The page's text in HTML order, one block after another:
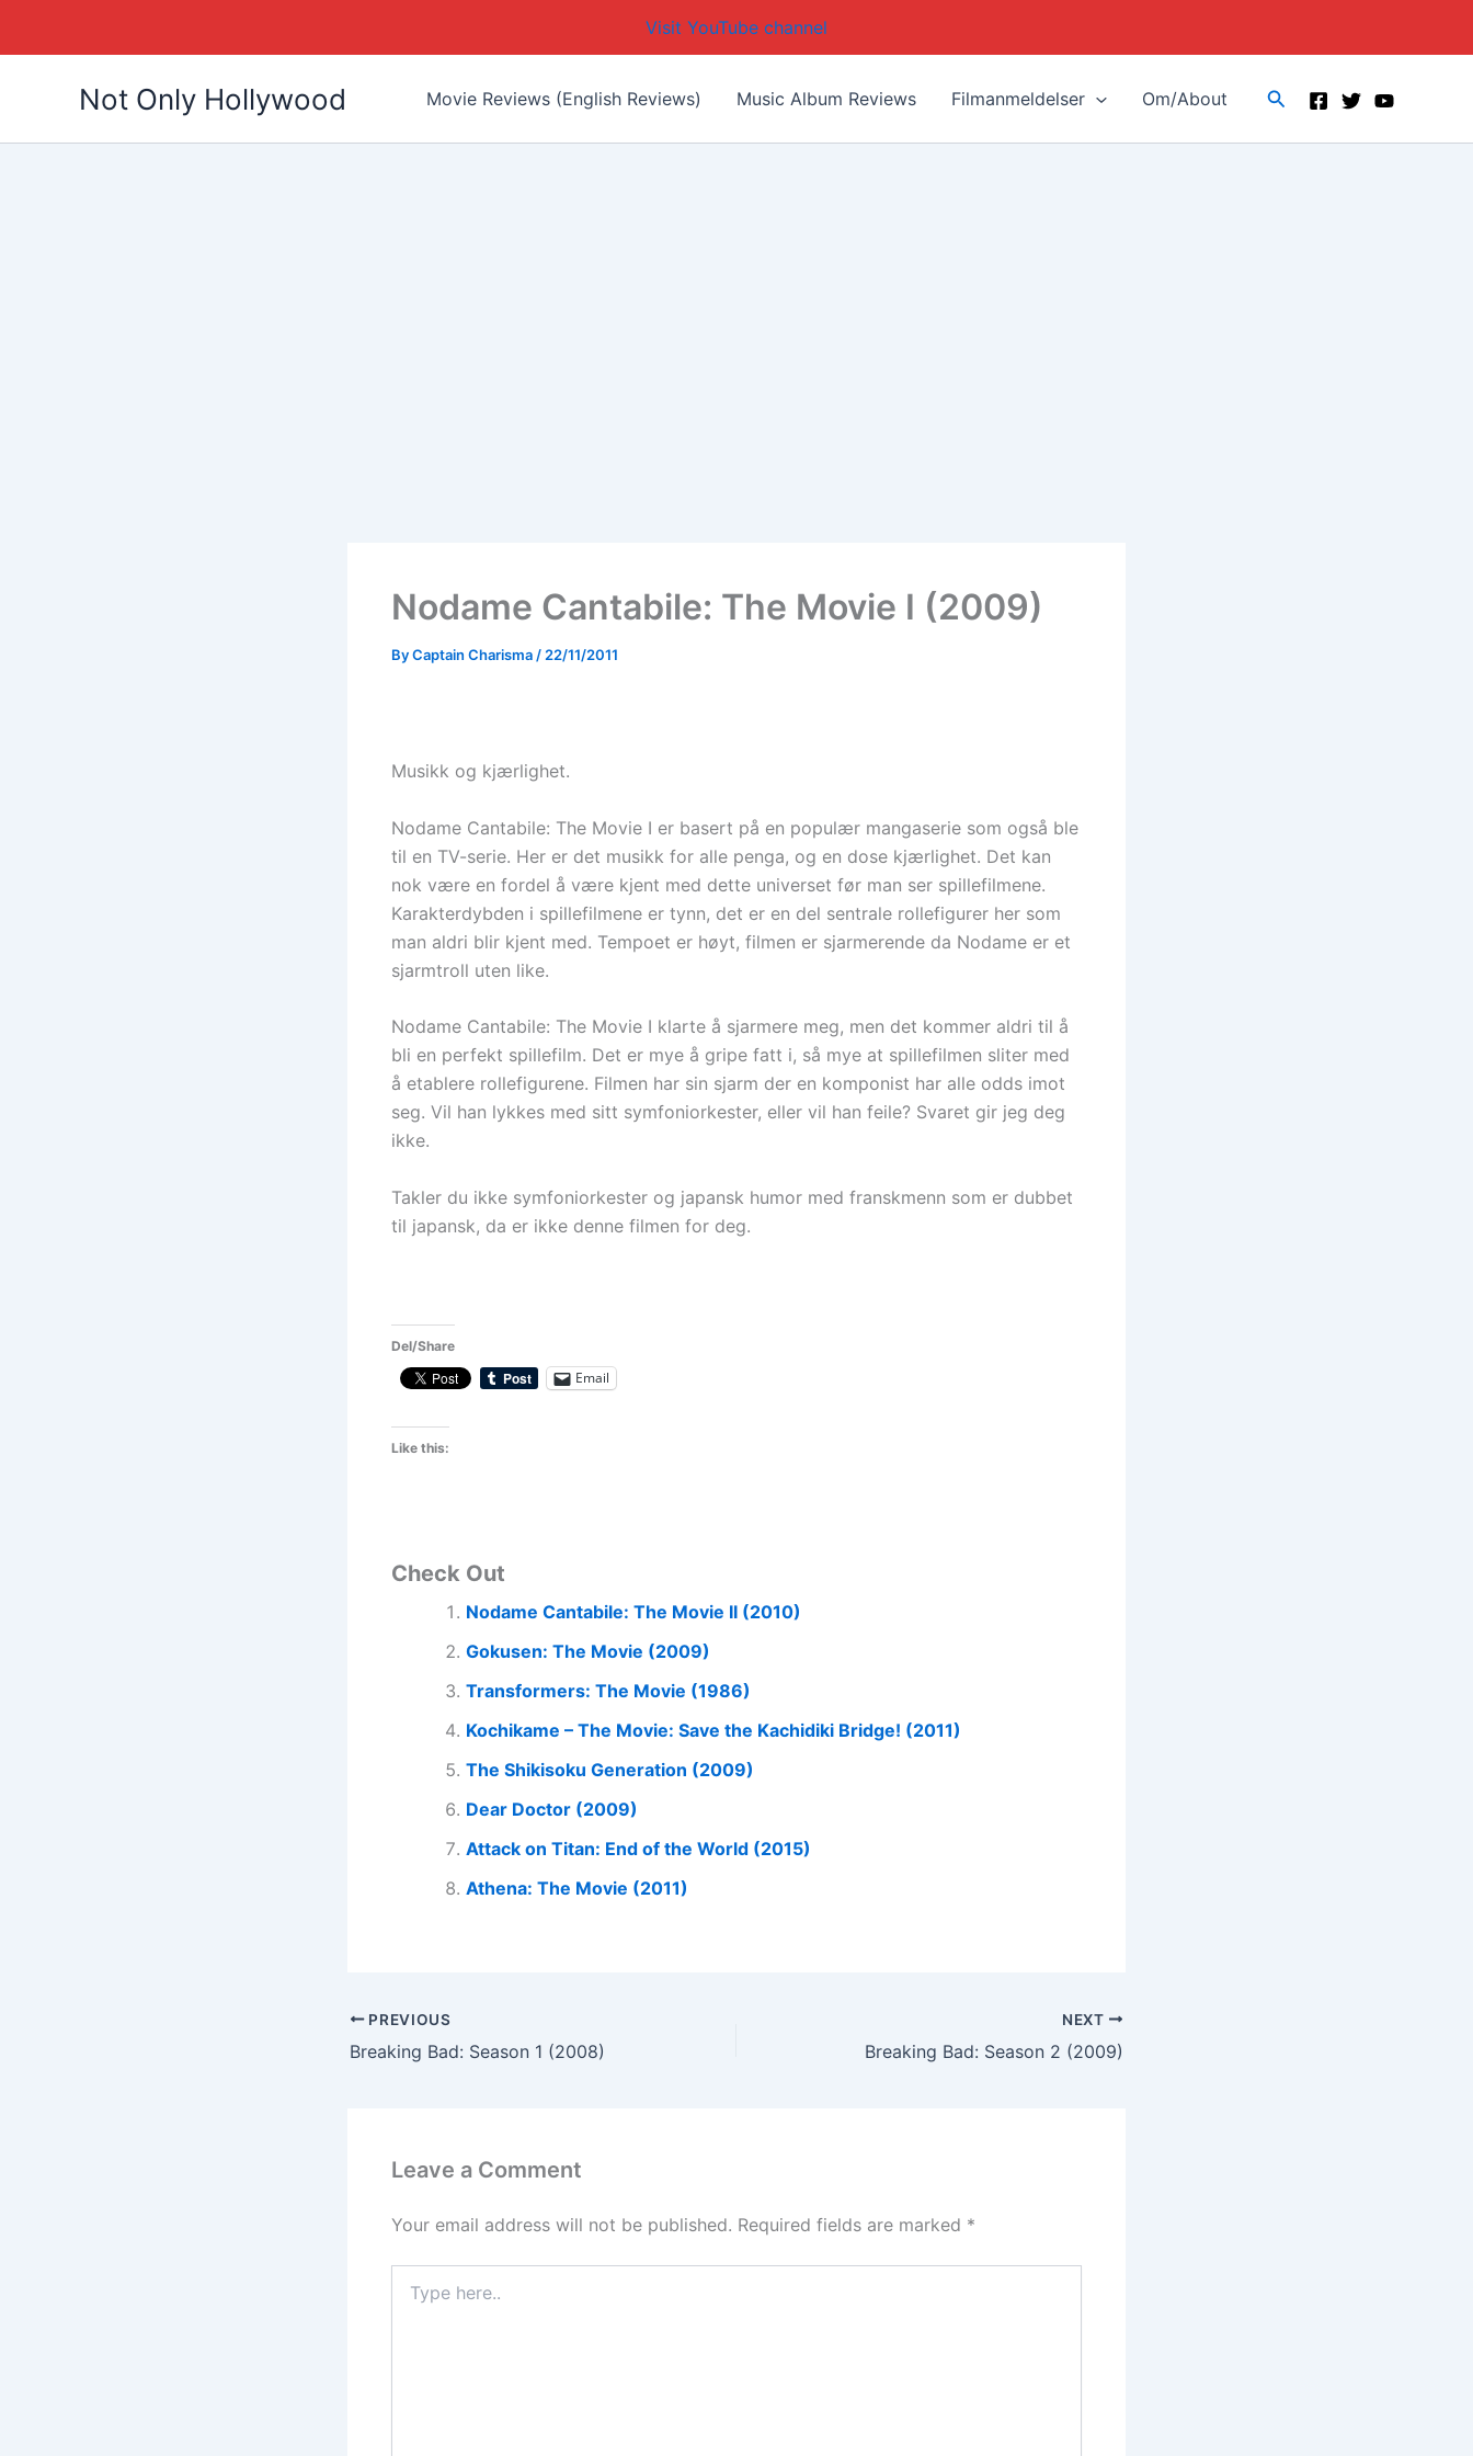
Visit YouTube channel
Not Only Hollywood Movie Reviews (English Reviews) Music Album Reviews Filmanmeldelser Om/About Search
Nodame Cantabile: The Movie I (2009)
ByCaptain Charisma/22/11/2011
Musikk og kjærlighet.
Nodame Cantabile: The Movie I er basert på en populær mangaserie som også ble
til en TV-serie. Her er det musikk for alle penga, og en dose kjærlighet. Det kan
nok være en fordel å være kjent med dette universet før man ser spillefilmene.
Karakterdybden i spillefilmene er tynn, det er en del sentrale rollefigurer her som
man aldri blir kjent med. Tempoet er høyt, filmen er sjarmerende da Nodame er et
sjarmtroll uten like.
Nodame Cantabile: The Movie I klarte å sjarmere meg, men det kommer aldri til å
bli en perfekt spillefilm. Det er mye å gripe fatt i, så mye at spillefilmen sliter med
å etablere rollefigurene. Filmen har sin sjarm der en komponist har alle odds imot
seg. Vil han lykkes med sitt symfoniorkester, eller vil han feile? Svaret gir jeg deg
ikke.
Takler du ikke symfoniorkester og japansk humor med franskmenn som er dubbet
til japansk, da er ikke denne filmen for deg.
Del/Share
Email
Like this:
Check Out
Nodame Cantabile: The Movie II (2010)
Gokusen: The Movie (2009)
Transformers: The Movie (1986)
Kochikame – The Movie: Save the Kachidiki Bridge! (2011)
The Shikisoku Generation (2009)
Dear Doctor (2009)
Attack on Titan: End of the World (2015)
Athena: The Movie (2011)
PREVIOUS
Breaking Bad: Season 1 (2008)
NEXT
Breaking Bad: Season 2 (2009)
Leave a Comment
Your email address will not be published. Required fields are marked *
here..